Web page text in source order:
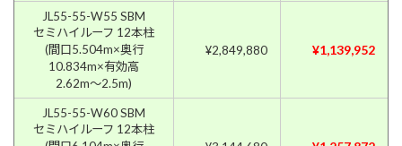
JL55-55-W55 SBM
セミハイルーフ 12本柱
(間口5.504m×奥行
10.834m×有効高
2.62m〜2.5m)
¥2,849,880 ¥1,139,952
JL55-55-W60 SBM
セミハイルーフ 12本柱